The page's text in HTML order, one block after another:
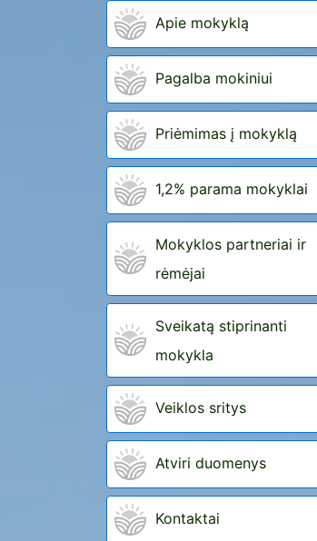
Apie mokyklą
Pagalba mokiniui
Priėmimas į mokyklą
1,2% parama mokyklai
Mokyklos partneriai ir
rėmėjai
Sveikatą stiprinanti
mokykla
Veiklos sritys
Atviri duomenys
Kontaktai